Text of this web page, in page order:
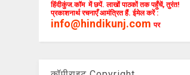
हिंदीकुंज.कॉम में छपें. लाखों पाठकों तक पहुँचें, तुरंत!
प्रकाशनार्थ रचनाएँ आमंत्रित हैं. ईमेल करें :
info@hindikunj.com पर